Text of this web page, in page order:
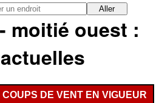
Aller
moitié ouest :
DE VENT EN VIGUEUR